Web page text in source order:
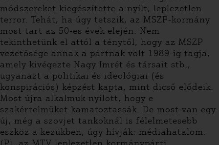
módszereket kiegészítette a nyílt, leplezetlen
terror. Tehát, ha úgy tetszik, az MSZP-kormány
most tart az 50-es évek elején. Nem
tekinthetünk el attól a ténytől, hogy az MSZP
vezetősége annak a pártnak volt 1989-ig tagja,
amely kivégezte Nagy Imrét és társait stb.,
ugyanazt a politikai és ideológiai (és
konspirációs) képzést kapta, mint dicső elődeik.
Most újra alkalmuk nyílott, hogy e
szakértelmüket kamatoztassák. De most van egy
új, még a szovjet tankoknál is félelmetesebb
eszköz a kezükben, úgy hívják: médiahatalom.